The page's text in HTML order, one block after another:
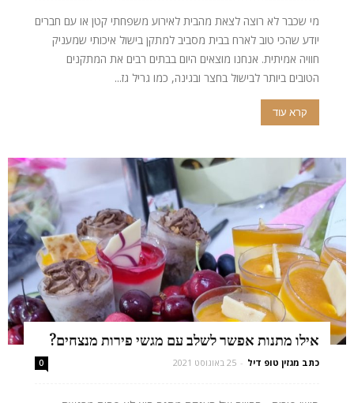
מי שכבר לא רוצה לצאת מהבית לאירוע משפחתי קטן או עם חברים
יודע שהכי טוב לארח בבית מסביב למתקן בישול איכותי שמעניק
חוויה אמיתית. אנחנו מוצאים היום בבתים רבים את המתקנים
הטובים ביותר לבישול בחצר ובגינה, כמו גריל גז...
קרא עוד
אילו מתנות אפשר לשלב עם מגשי פירות מנצחים?
כתב מגזין טופ דיל - 25 באוגוסט 2021 0